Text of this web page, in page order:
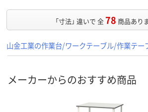
「寸法」 違いで 全78 商品あり
山金工業の作業台/ワークテーブル/作業テー
メーカーからのおすすめ商品